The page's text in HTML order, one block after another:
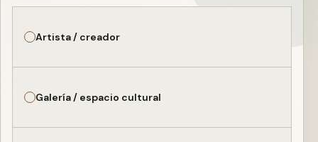
Artista / creador
Galería / espacio cultural